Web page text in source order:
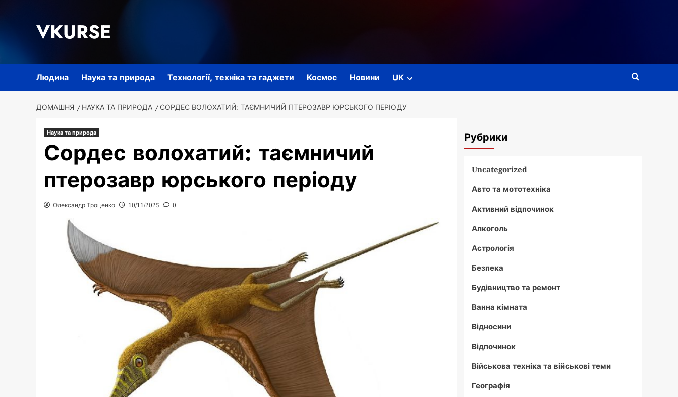
VKURSE
Людина Наука та природа Технології, техніка та гаджети Космос Новини UK
ДОМАШНЯ НАУКА ТА ПРИРОДА СОРДЕС ВОЛОХАТИЙ: ТАЄМНИЧИЙ ПТЕРОЗАВР ЮРСЬКОГО ПЕРІОДУ
Наука та природа
Сордес волохатий: таємничий
птерозавр юрського періоду
Олександр Троценко 10/11/2025 0
Рубрики
Uncategorized
Авто та мототехніка
Активний відпочинок
Алкоголь
Астрологія
Безпека
Будівництво та ремонт
Ванна кімната
Відносини
Відпочинок
Військова техніка та військові теми
Географія